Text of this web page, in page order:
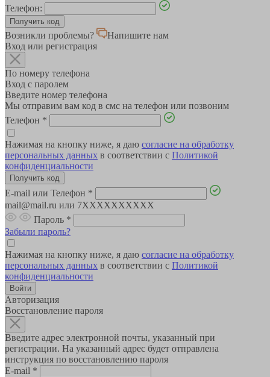
Телефон:
Возникли проблемы?
Напишите нам
Вход или регистрация
По номеру телефона
Вход с паролем
Введите номер телефона
Мы отправим вам код в смс на телефон или позвоним
Телефон *
Нажимая на кнопку ниже, я даю согласие на обработку
персональных данных в соответствии с Политикой
конфиденциальности
E-mail или Телефон *
mail@mail.ru или 7XXXXXXXXXX
Пароль *
Забыли пароль?
Нажимая на кнопку ниже, я даю согласие на обработку
персональных данных в соответствии с Политикой
конфиденциальности
Авторизация
Восстановление пароля
Введите адрес электронной почты, указанный при
регистрации. На указанный адрес будет отправлена
инструкция по восстановлению пароля
E-mail *